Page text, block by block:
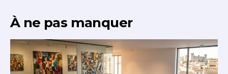
À ne pas manquer